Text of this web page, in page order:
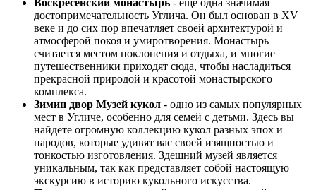
достопримечательность Углича. Он был основан в XV
веке и до сих пор впечатляет своей архитектурой и
атмосферой покоя и умиротворения. Монастырь
считается местом поклонения и отдыха, и многие
путешественники приходят сюда, чтобы насладиться
прекрасной природой и красотой монастырского
комплекса.
Зимин двор Музей кукол - одно из самых популярных
мест в Угличе, особенно для семей с детьми. Здесь вы
найдете огромную коллекцию кукол разных эпох и
народов, которые удивят вас своей изящностью и
тонкостью изготовления. Здешний музей является
уникальным, так как представляет собой настоящую
экскурсию в историю кукольного искусства.